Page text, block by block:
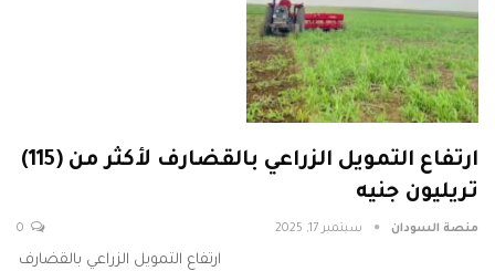
ارتفاع التمويل الزراعي بالقضارف لأكثر من (115)
تريليون جنيه
منصة السودان سبتمبر 17, 2025
ارتفاع التمويل الزراعي بالقضارف